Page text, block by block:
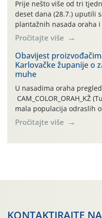
Prije nešto više od tri
deset dana (28.7.) uputili
plantažnih nasada oraha
leta i ovogodišnjoj potrebi
orahove muhe
traje drugi ovogodišnji
izražen zadnja šest dana
temperature zraka
Pročitajte više
Obavijest
Karlovačke županije o
muhe
U nasadima oraha
CAM_COLOR_ORAH_KŽ
mala populacija odraslih
(Rhagoletis completa).
činjenicom da je riječ o
Pročitajte više
KONTAKTIRAJTE